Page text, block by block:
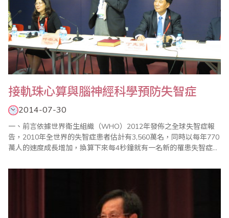
接軌珠心算與腦神經科學預防失智症
2014-07-30
一、前言依據世界衛生組織（WHO）2012年發佈之全球失智症報
告，2010年全世界的失智症患者估計有3,560萬名，同時以每年770
萬人的速度成長增加，換算下來每4秒鐘就有一名新的罹患失智症病
國際阿茲海黙症協會（ADI）也有報告指出，2005 年亞太地區的失